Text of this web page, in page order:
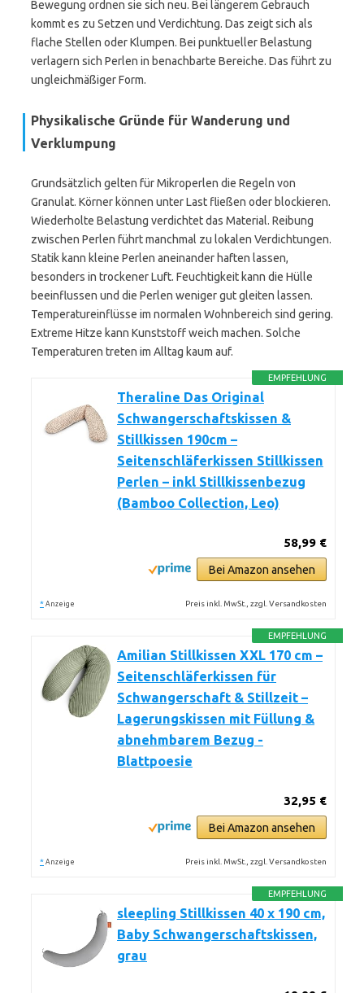
Bewegung ordnen sie sich neu. Bei längerem Gebrauch
kommt es zu Setzen und Verdichtung. Das zeigt sich als
flache Stellen oder Klumpen. Bei punktueller Belastung
verlagern sich Perlen in benachbarte Bereiche. Das führt zu
ungleichmäßiger Form.
Physikalische Gründe für Wanderung und
Verklumpung
Grundsätzlich gelten für Mikroperlen die Regeln von
Granulat. Körner können unter Last fließen oder blockieren.
Wiederholte Belastung verdichtet das Material. Reibung
zwischen Perlen führt manchmal zu lokalen Verdichtungen.
Statik kann kleine Perlen aneinander haften lassen,
besonders in trockener Luft. Feuchtigkeit kann die Hülle
beeinflussen und die Perlen weniger gut gleiten lassen.
Temperatureinflüsse im normalen Wohnbereich sind gering.
Extreme Hitze kann Kunststoff weich machen. Solche
Temperaturen treten im Alltag kaum auf.
EMPFEHLUNG
Theraline Das Original
Schwangerschaftskissen &
Stillkissen 190cm –
Seitenschläferkissen Stillkissen
Perlen – inkl Stillkissenbezug
(Bamboo Collection, Leo)
58,99 €
Bei Amazon ansehen
* Anzeige Preis inkl. MwSt., zzgl. Versandkosten
EMPFEHLUNG
Amilian Stillkissen XXL 170 cm –
Seitenschläferkissen für
Schwangerschaft & Stillzeit –
Lagerungskissen mit Füllung &
abnehmbarem Bezug -
Blattpoesie
32,95 €
Bei Amazon ansehen
* Anzeige Preis inkl. MwSt., zzgl. Versandkosten
EMPFEHLUNG
sleepling Stillkissen 40 x 190 cm,
Baby Schwangerschaftskissen,
grau